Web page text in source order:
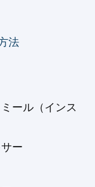
法
ール（インス
ー